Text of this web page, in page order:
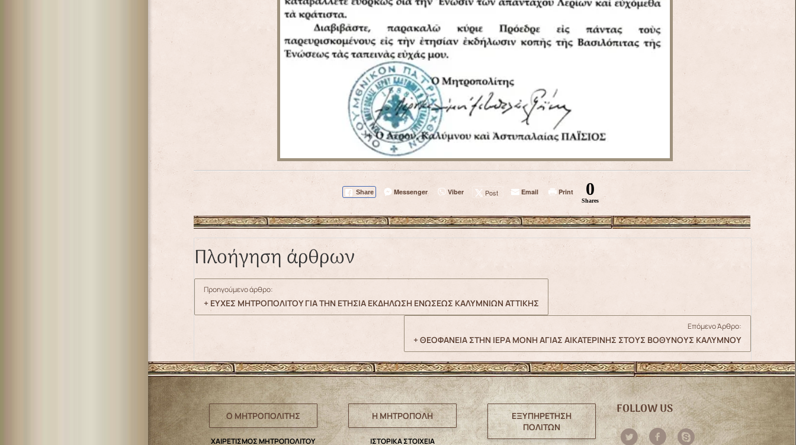
Share Messenger Viber Post Email Print 0
Shares
Πλοήγηση άρθρων
Προηγούμενο άρθρο:
+ ΕΥΧΕΣ ΜΗΤΡΟΠΟΛΙΤΟΥ ΓΙΑ ΤΗΝ ΕΤΗΣΙΑ ΕΚΔΗΛΩΣΗ ΕΝΩΣΕΩΣ ΚΑΛΥΜΝΙΩΝ ΑΤΤΙΚΗΣ
Επόμενο Άρθρο:
+ ΘΕΟΦΑΝΕΙΑ ΣΤΗΝ ΙΕΡΑ ΜΟΝΗ ΑΓΙΑΣ ΑΙΚΑΤΕΡΙΝΗΣ ΣΤΟΥΣ ΒΟΘΥΝΟΥΣ ΚΑΛΥΜΝΟΥ
Ο ΜΗΤΡΟΠΟΛΙΤΗΣ
ΧΑΙΡΕΤΙΣΜΟΣ ΜΗΤΡΟΠΟΛΙΤΟΥ
Η ΜΗΤΡΟΠΟΛΗ
IΣΤΟΡΙΚΑ ΣΤΟΙΧΕΙΑ
ΕΞΥΠΗΡΕΤΗΣΗ
ΠΟΛΙΤΩΝ
FOLLOW US